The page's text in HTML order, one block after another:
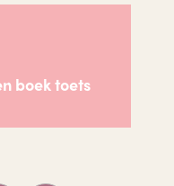
boek toets